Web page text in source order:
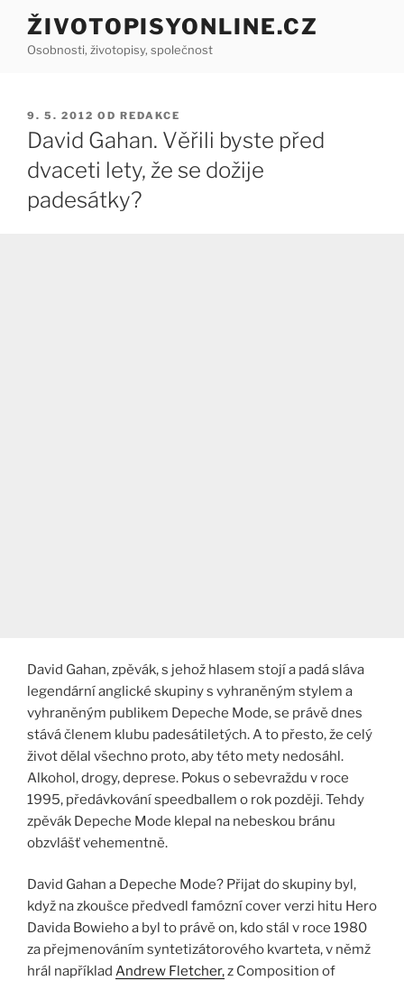
Přejít
obsahu
ŽIVOTOPISYONLINE.CZ
Osobnosti, životopisy, společnost
PUBLIKOVÁNO
9. 5. 2012 OD REDAKCE
David Gahan. Věřili byste před
dvaceti lety, že se dožije
padesátky?
David Gahan, zpěvák, s jehož hlasem stojí a padá sláva
legendární anglické skupiny s vyhraněným stylem a
vyhraněným publikem Depeche Mode, se právě dnes
stává členem klubu padesátiletých. A to přesto, že celý
život dělal všechno proto, aby této mety nedosáhl.
Alkohol, drogy, deprese. Pokus o sebevraždu v roce
1995, předávkování speedballem o rok později. Tehdy
zpěvák Depeche Mode klepal na nebeskou bránu
obzvlášť vehementně.
David Gahan a Depeche Mode? Přijat do skupiny byl,
když na zkoušce předvedl famózní cover verzi hitu Hero
Davida Bowieho a byl to právě on, kdo stál v roce 1980
za přejmenováním syntetizátorového kvarteta, v němž
hrál například Andrew Fletcher,z Composition of